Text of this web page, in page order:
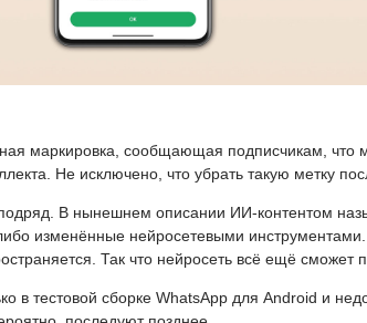
маркировка, сообщающая подписчикам, что
Не исключено, что убрать такую метку
В нынешнем описании ИИ-контентом
изменённые нейросетевыми
Так что нейросеть всё ещё сможет
в тестовой сборке WhatsApp для Android и